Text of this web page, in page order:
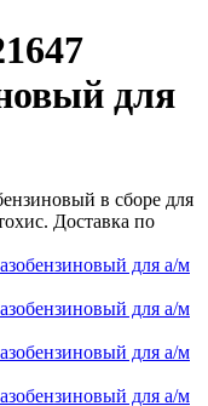
для
в сборе для
Доставка по